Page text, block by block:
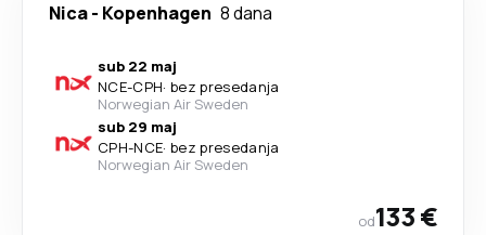
Nica- Kopenhagen 8 dana
sub 22 maj
NCE-CPH· bez presedanja
Norwegian Air Sweden
sub 29 maj
CPH-NCE· bez presedanja
Norwegian Air Sweden
od133 €